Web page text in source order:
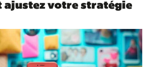
ajustez votre stratégie